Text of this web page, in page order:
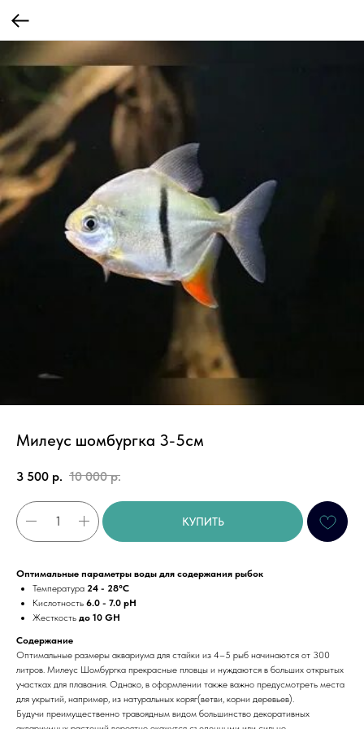
Милеус шомбургка 3-5см
3 500 р. 10 000 р.
КУПИТЬ
Оптимальные параметры воды для содержания рыбок
Температура 24 - 28°C
Кислотность 6.0 - 7.0 pH
Жесткость до 10 GH
Содержание
Оптимальные размеры аквариума для стайки из 4–5 рыб начинаются от 300
литров. Милеус Шомбургка прекрасные пловцы и нуждаются в больших открытых
участках для плавания. Однако, в оформлении также важно предусмотреть места
для укрытий, например, из натуральных коряг(ветви, корни деревьев).
Будучи преимущественно травоядным видом большинство декоративных